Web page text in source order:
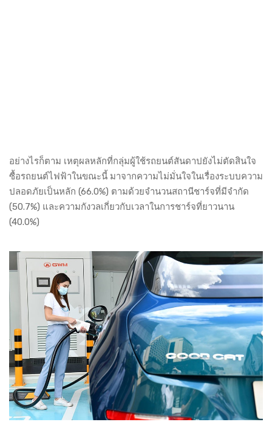
อย่างไรก็ตาม เหตุผลหลักที่กลุ่มผู้ใช้รถยนต์สันดาปยังไม่ตัดสินใจ
ซื้อรถยนต์ไฟฟ้าในขณะนี้ มาจากความไม่มั่นใจในเรื่องระบบความ
ปลอดภัยเป็นหลัก (66.0%) ตามด้วยจำนวนสถานีชาร์จที่มีจำกัด
(50.7%) และความกังวลเกี่ยวกับเวลาในการชาร์จที่ยาวนาน
(40.0%)